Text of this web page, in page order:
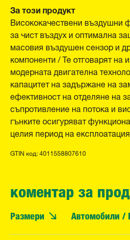
За този продукт
Висококачествени въздушни
за чист въздух и оптимална
масовия въздушен сензор и
компоненти / Те отговарят на
модерната двигателна
капацитет на задържане на
ефективност на отделяне на
съпротивление на потока и
гънките осигуряват
целия период на
GTIN код: 4011558807610
коментар за
Размери Автомобили /